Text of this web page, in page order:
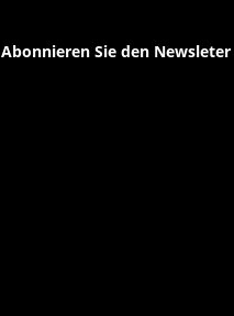
Abonnieren Sie den Newsleter